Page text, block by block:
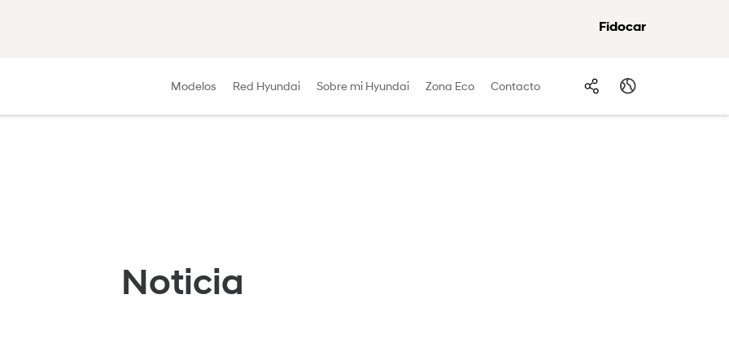
Fidocar
Modelos Red Hyundai Sobre mi Hyundai Zona Eco Contacto
Noticia